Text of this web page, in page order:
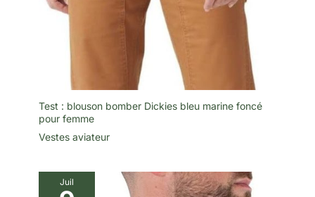
Test : blouson bomber Dickies bleu marine foncé
pour femme
Vestes aviateur
Juil